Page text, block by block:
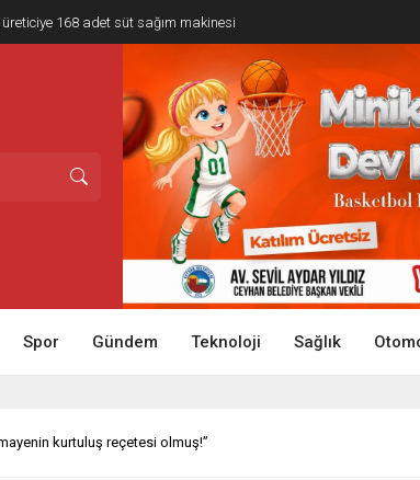
168 adet süt sağım makinesi
Spor Gündem Teknoloji Sağlık
kurtuluş reçetesi olmuş!”